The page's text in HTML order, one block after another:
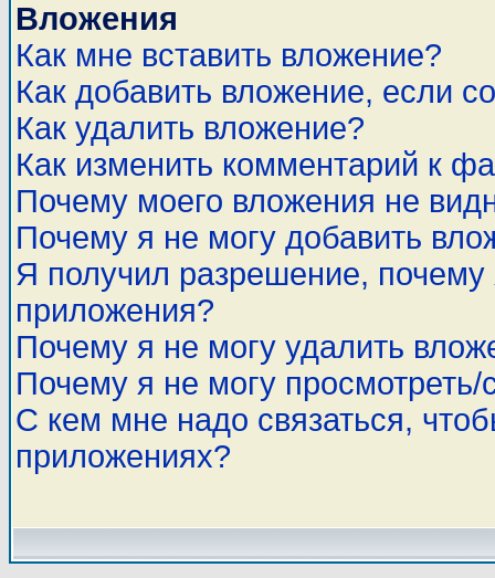
Вложения
Как мне вставить вложение?
Как добавить вложение, если
Как удалить вложение?
Как изменить комментарий к
Почему моего вложения не
Почему я не могу добавить
Я получил разрешение,
приложения?
Почему я не могу удалить
Почему я не могу просмотреть/
С кем мне надо связаться,
приложениях?